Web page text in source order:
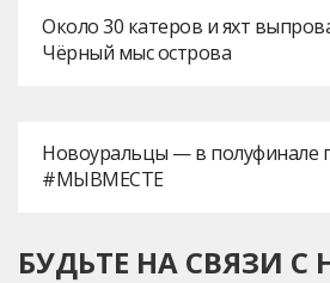
Около 30 катеров и яхт
Чёрный мыс острова
Новоуральцы — в полуфинале
#МЫВМЕСТЕ
БУДЬТЕ НА СВЯЗИ С